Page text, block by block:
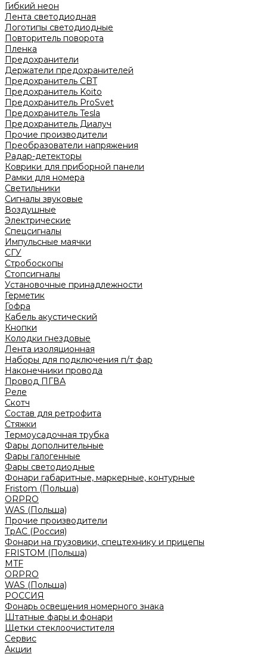
Гибкий неон
Лента светодиодная
Логотипы светодиодные
Повторитель поворота
Пленка
Предохранители
Держатели предохранителей
Предохранитель CBT
Предохранитель Koito
Предохранитель ProSvet
Предохранитель Tesla
Предохранитель Диалуч
Прочие производители
Преобразователи напряжения
Радар-детекторы
Коврики для приборной панели
Рамки для номера
Светильники
Сигналы звуковые
Воздушные
Электрические
Спецсигналы
Импульсные маячки
СГУ
Стробоскопы
Стопсигналы
Установочные принадлежности
Герметик
Гофра
Кабель акустический
Кнопки
Колодки гнездовые
Лента изоляционная
Наборы для подключения п/т фар
Наконечники провода
Провод ПГВА
Реле
Скотч
Состав для ретрофита
Стяжки
Термоусадочная трубка
Фары дополнительные
Фары галогенные
Фары светодиодные
Фонари габаритные, маркерные, контурные
Fristom (Польша)
ORPRO
WAS (Польша)
Прочие производители
ТрАС (Россия)
Фонари на грузовики, спецтехнику и прицепы
FRISTOM (Польша)
MTF
ORPRO
WAS (Польша)
РОССИЯ
Фонарь освещения номерного знака
Штатные фары и фонари
Щетки стеклоочистителя
Сервис
Акции